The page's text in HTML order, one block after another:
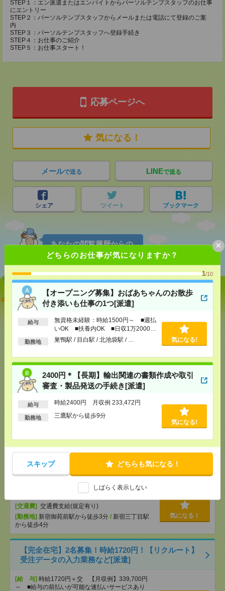
どちらのお仕事が気になりますか？
1/10
【オープニング募集】おばあちゃんのお散歩
付き添いも仕事の1つ[派遣]
給与
無資格未経験：時給1500円～ ■週払
いOK ■扶養内OK ■日収1万2000円
以上
勤務地 巣鴨駅 / 目白駅 / 北池袋駅 / … 気になる!
2400円＊【長期】輸出関連の書類作成や取引
審査・製品発送の手続き[派遣]
給与 時給2400円 月収例 233,472円
勤務地
三鷹駅から徒歩9分
気になる!
スキップ どちらも気になる！
しばらく表示しない
×
STEP１：エン派遣またはエンバイトからパーソルテンプスタッフのお仕事
にエントリー
STEP２：パーソルテンプスタッフからメールまたは電話にて登録のご案
内
STEP３：パーソルテンプスタッフへ登録手続き
STEP４：お仕事のご紹介
STEP５：お仕事スタート！
応募ページへ
気になる！
メールで送る LINEで送る
シェア ツイート ブックマーク
あなたの閲覧履歴からの
おすすめ
【オープニング募集】おばあちゃんのお散歩付き添
いも仕事の1つ[派遣]
[給 与]無資格未経験：時給1500円～ ■週払い
[交通費]交通費全額支給
[勤務地]巣鴨駅/目白駅/北池袋駅/…
気になる！
2400円＊【長期】輸出関連の書類作成や取引審査・
製品発送の手続き[派遣]
[給 与]時給2400円 月収例 233,472円
[交通費]全額支給
[勤務地]三鷹駅から徒歩9分
気になる！
《完全在宅×時短日短OK》Wワーク可〇Web広告運
用サポート[派遣]
[交通費] 交通費支給(規定有り)
[勤務地] 新宿御苑前駅から徒歩3分 / 新宿三丁目駅
から徒歩4分
気になる！
【完全在宅】2名募集！時給1720円！【リクルート】
受注データの入力業務など[派遣]
[給 与] 時給1720円＋交 【月収例】339,700円
～ ■給与の前払いが可能な速払いサービスあり